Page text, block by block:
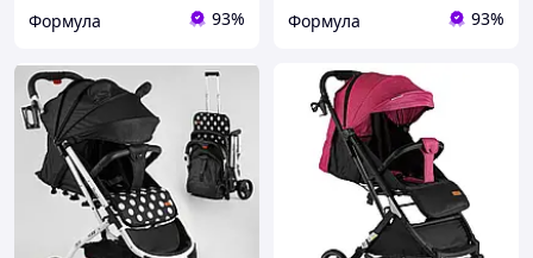
Формула 93% Формула 93%